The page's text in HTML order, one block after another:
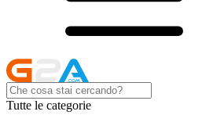
Tutte le categorie